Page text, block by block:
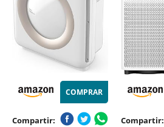
COMPRAR
Compartir: Compartir: